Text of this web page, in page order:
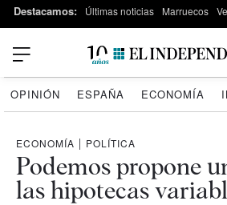
Destacamos: Últimas noticias Marruecos
OPINIÓN ESPAÑA ECONOMÍA
ECONOMÍA | POLÍTICA
Podemos propone
las hipotecas